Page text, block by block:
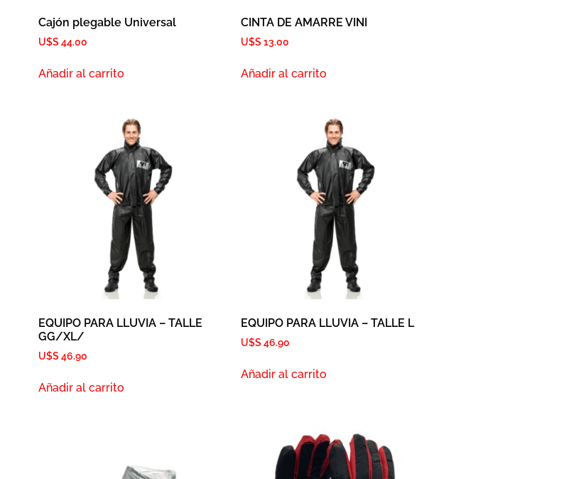
Cajón plegable Universal
U$S 44.00
Añadir al carrito
CINTA DE AMARRE VINI
U$S 13.00
Añadir al carrito
EQUIPO PARA LLUVIA – TALLE
GG/XL/
U$S 46.90
Añadir al carrito
EQUIPO PARA LLUVIA – TALLE L
U$S 46.90
Añadir al carrito